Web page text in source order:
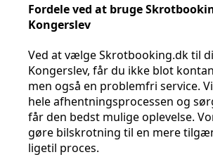
Fordele ved at bruge
Kongerslev
Ved at vælge Skrotbooking.dk til
Kongerslev, får du ikke blot
men også en problemfri service.
hele afhentningsprocessen og
får den bedst mulige oplevelse.
gøre bilskrotning til en mere
ligetil proces.